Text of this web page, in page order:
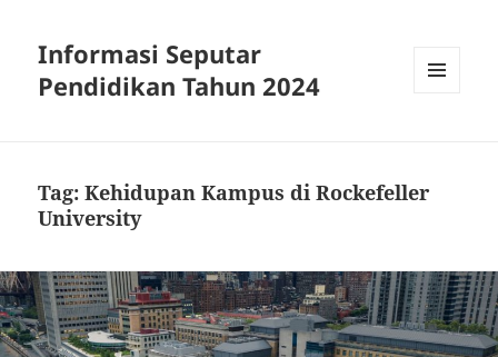
Informasi Seputar
Pendidikan Tahun 2024
Tag:Kehidupan Kampus di Rockefeller
University